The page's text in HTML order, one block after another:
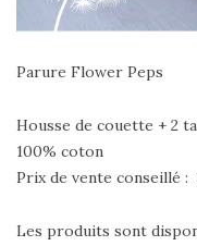
Parure Flower Peps
Housse de couette + 2
100% coton
Prix de vente conseillé
Les produits sont